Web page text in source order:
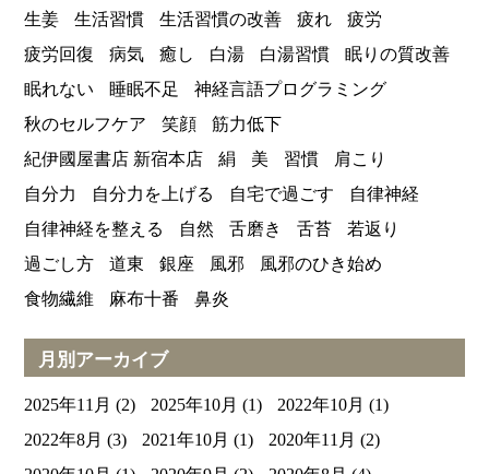
生姜
生活習慣 生活習慣の改善 疲れ
疲労
疲労回復
病気 癒し 白湯 白湯習慣
眠りの質改善
眠れない
睡眠不足
神経言語プログラミング
秋のセルフケア
笑顔
筋力低下
紀伊國屋書店 新宿本店
絹 美 習慣
肩こり
自分力
自分力を上げる 自宅で過ごす
自律神経
自律神経を整える
自然 舌磨き 舌苔
若返り
過ごし方
道東 銀座 風邪
風邪のひき始め
食物繊維
麻布十番 鼻炎
月別アーカイブ
2025年11月 (2) 2025年10月 (1) 2022年10月 (1)
2022年8月 (3) 2021年10月 (1) 2020年11月 (2)